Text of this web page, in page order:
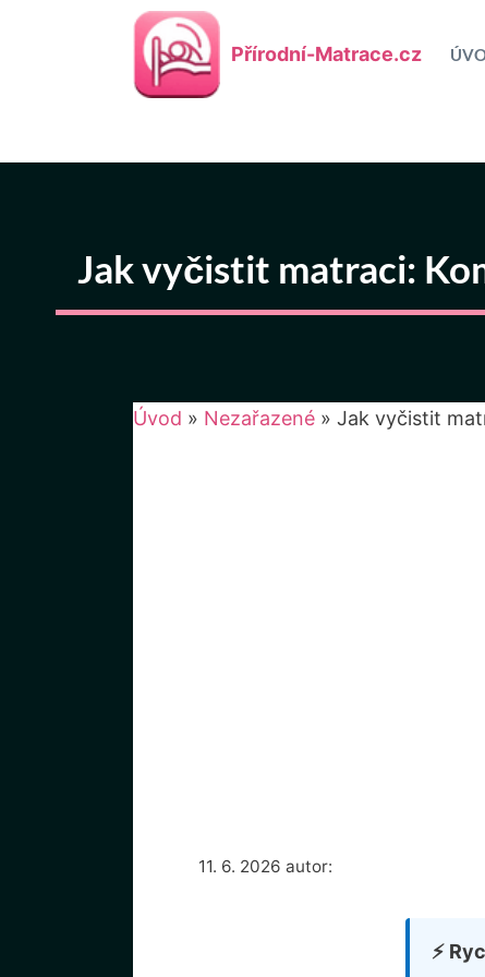
Přírodní-Matrace.cz
Jak vyčistit matraci:
Úvod » Nezařazené » Jak vyčistit
11. 6. 2026 autor:
⚡